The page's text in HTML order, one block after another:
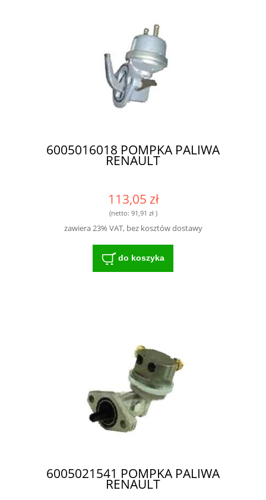
6005016018 POMPKA PALIWA
RENAULT
113,05 zł
(netto: 91,91 zł)
zawiera 23% VAT, bez kosztów dostawy
do koszyka
6005021541 POMPKA PALIWA
RENAULT